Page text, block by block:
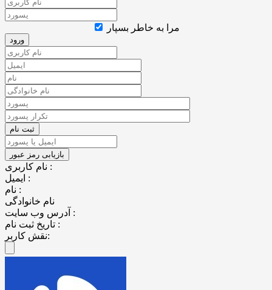
مرا به خاطر بسپار
نام کاربری :
ایمیل :
نام :
نام خانوادگی
آدرس وب سایت :
تاریخ ثبت نام :
نقش کاربر: